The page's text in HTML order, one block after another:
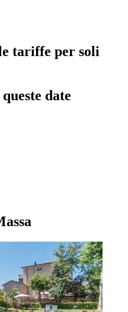
tariffe per soli
date